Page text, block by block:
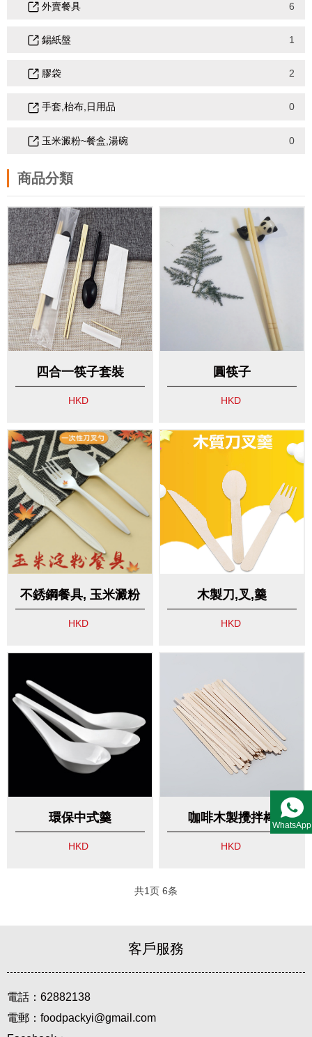
外賣餐具 6
錫紙盤 1
膠袋 2
手套,枱布,日用品 0
玉米澱粉~餐盒,湯碗 0
商品分類
四合一筷子套裝
HKD
圓筷子
HKD
不銹鋼餐具, 玉米澱粉
製刀,叉,羹
HKD
木製刀,叉,羹
HKD
環保中式羹
HKD
咖啡木製攪拌棒
HKD
共1页 6条
客戶服務
電話：62882138
電郵：foodpackyi@gmail.com
WhatsApp